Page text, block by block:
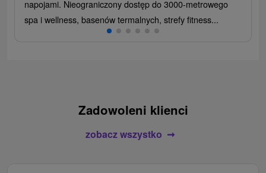
napojami. Nieograniczony dostęp do 3000-metrowego
spa i wellness, basenów termalnych, strefy fitness...
Zadowoleni klienci
zobacz wszystko